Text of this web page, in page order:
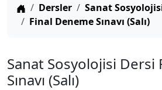
Anasayfa
Dersler
Sanat
Final Deneme Sınavı (Salı)
Sanat Sosyolojisi Dersi
Sınavı (Salı)